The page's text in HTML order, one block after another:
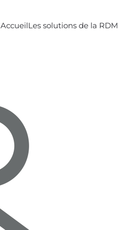
AccueilLes solutions de la RDM